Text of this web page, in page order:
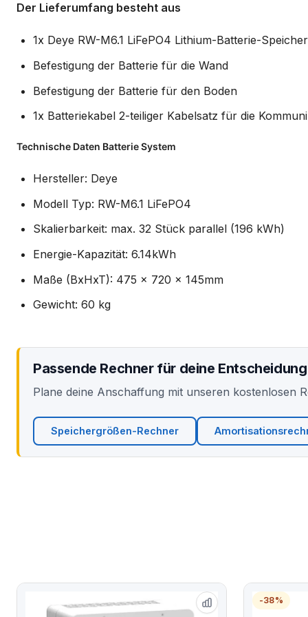
Der Lieferumfang besteht aus
1x Deye RW-M6.1 LiFePO4 Lithium-Batterie-Speicher
Befestigung der Batterie für die Wand
Befestigung der Batterie für den Boden
1x Batteriekabel 2-teiliger Kabelsatz für die
Technische Daten Batterie System
Hersteller: Deye
Modell Typ: RW-M6.1 LiFePO4
Skalierbarkeit: max. 32 Stück parallel (196 kWh)
Energie-Kapazität: 6.14kWh
Maße (BxHxT): 475 x 720 x 145mm
Gewicht: 60 kg
Passende Rechner für deine Entscheidung
Plane deine Anschaffung mit unseren kostenlosen
Speichergrößen-Rechner
-38%